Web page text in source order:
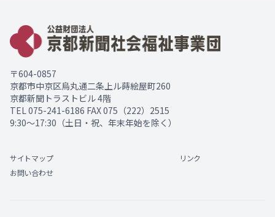
〒604-0857
京都市中京区烏丸通二条上ル蒔絵屋町260
京都新聞トラストビル 4階
TEL 075-241-6186 FAX 075（222）2515
9:30～17:30（土日・祝、年末年始を除く）
サイトマップ
リンク
お問い合わせ